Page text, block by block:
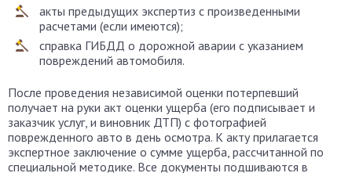
акты предыдущих экспертиз с произведенными
расчетами (если имеются);
справка ГИБДД о дорожной аварии с указанием
повреждений автомобиля.
После проведения независимой оценки потерпевший
получает на руки акт оценки ущерба (его подписывает и
заказчик услуг, и виновник ДТП) с фотографией
поврежденного авто в день осмотра. К акту прилагается
экспертное заключение о сумме ущерба, рассчитанной по
специальной методике. Все документы подшиваются в